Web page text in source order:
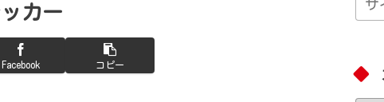
カー
Facebook コピー